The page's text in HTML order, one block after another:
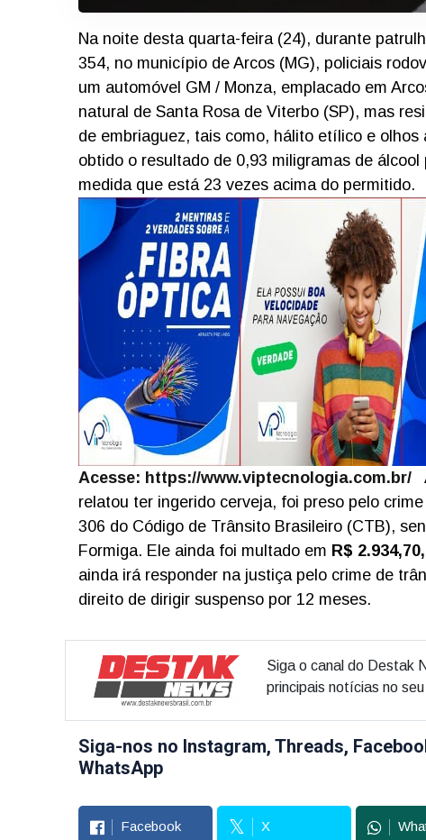
Na noite desta quarta-feira (24), durante
354, no município de Arcos (MG), policiais
um automóvel GM / Monza, emplacado em
natural de Santa Rosa de Viterbo (SP), mas
de embriaguez, tais como, hálito etílico e
obtido o resultado de 0,93 miligramas de
medida que está 23 vezes acima do permitido.
Acesse: https://www.viptecnologia.com.br/
relatou ter ingerido cerveja, foi preso pelo
306 do Código de Trânsito Brasileiro (CTB),
Formiga. Ele ainda foi multado em R$
ainda irá responder na justiça pelo crime de
direito de dirigir suspenso por 12 meses.
Siga o canal do Destak
principais notícias no
Siga-nos no Instagram, Threads,
WhatsApp
Facebook X